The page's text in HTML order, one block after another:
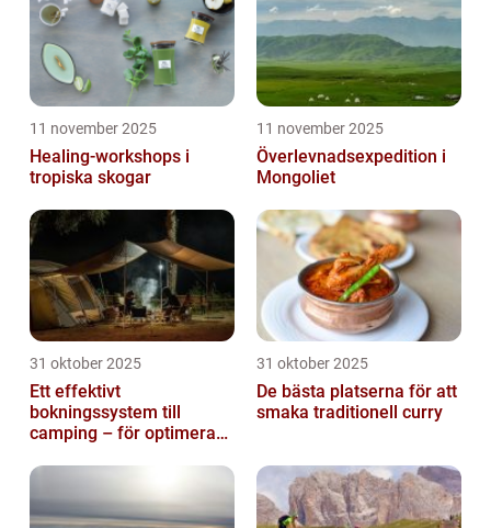
11 november 2025
Healing-workshops i
tropiska skogar
11 november 2025
Överlevnadsexpedition i
Mongoliet
31 oktober 2025
Ett effektivt
bokningssystem till
camping – för optimerad
31 oktober 2025
De bästa platserna för att
smaka traditionell curry